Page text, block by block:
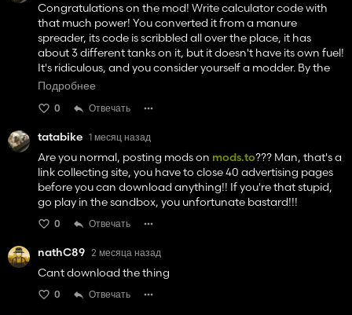
Congratulations on the mod! Write calculator code with
that much power! You converted it from a manure
spreader, its code is scribbled all over the place, it has
about 3 different tanks on it, but it doesn't have its own fuel!
It's ridiculous, and you consider yourself a modder. By the
way, it had to be downloaded from another site, because
Подробнее
0 Отвечать
tatabike 1 месяц назад
Are you normal, posting mods on mods.to??? Man, that's a
link collecting site, you have to close 40 advertising pages
before you can download anything!! If you're that stupid,
go play in the sandbox, you unfortunate bastard!!!
0 Отвечать
nathC89 2 месяца назад
Cant download the thing
0 Отвечать